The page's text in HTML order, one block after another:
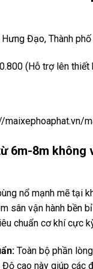
Đạo, Thành phố
(Hỗ trợ lên thiết
6m-8m
nổ mạnh mẽ tại
sân vận hành bền
chuẩn cơ khí cực
Toàn bộ phần lòng
cao này giúp các